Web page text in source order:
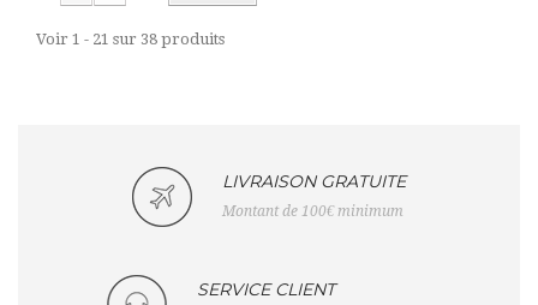
Voir 1 - 21 sur 38 produits
LIVRAISON GRATUITE
Montant de 100€ minimum
SERVICE CLIENT